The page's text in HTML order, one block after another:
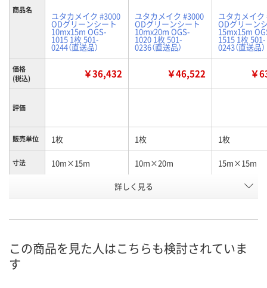
商品名
ユタカメイク #3000
ODグリーンシート
10mx15m OGS-
1015 1枚 501-
0244（直送品）
ユタカメイク #3000
ODグリーンシート
10mx20m OGS-
1020 1枚 501-
0236（直送品）
ユタカメイク
ODグリーン
15mx15m
1515 1枚 501-
0243（直送品）
価格
(税込)
￥36,432 ￥46,522 ￥
評価
販売単位 1枚 1枚 1枚
寸法 10m×15m 10m×20m 15m×15m
RA34722 RA34723
詳しく見る
この商品を見た人はこちらも検討されていま
す